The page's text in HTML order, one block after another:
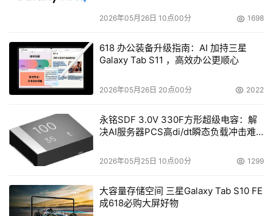
2.钓鱼式攻击次数将会下降
教育者已经可以指出一个显著的成功：钓鱼式攻击的有效性
逐渐下降。"钓鱼式攻击已经开始走向末路"Steve Cole说，
他是拥有180个雇员的San Mateo Credit Union的观察
刚结束对使用者的教导：不要点击e-mails的连接。"
即使教育是有效的，在将来一些自动保护也不会起作
用。"我希望看到一些东西能够真正阻止钓鱼式攻击"他说。
3.Vista的效率问题挥之不去
2026年05月26日 10点00分 1698
618 办公装备升级指南：AI 加持三星
Galaxy Tab S11 ，高效办公更顺心
2026年05月26日 20点00分 2022
永铭SDF 3.0V 330F方形超级电容：解
决AI服务器PCS高di/dt瞬态负载冲击难
2026年05月25日 10点00分 1299
大容量存储空间 三星Galaxy Tab S10 FE
成618必购大屏好物